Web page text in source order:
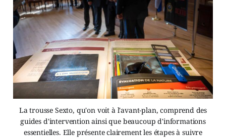
La trousse Sexto, qu'on voit à l'avant-plan, comprend des
guides d'intervention ainsi que beaucoup d'informations
essentielles. Elle présente clairement les étapes à suivre